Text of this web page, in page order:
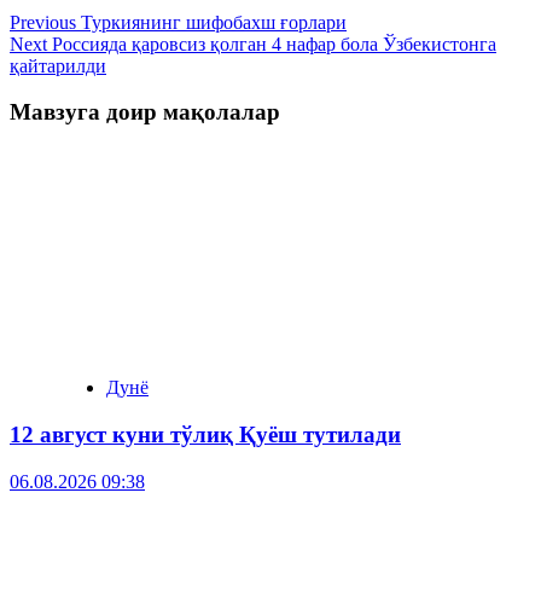
Previous Туркиянинг шифобахш ғорлари
Next Россияда қаровсиз қолган 4 нафар бола Ўзбекистонга
қайтарилди
Мавзуга доир мақолалар
Дунё
12 август куни тўлиқ Қуёш тутилади
06.08.2026 09:38